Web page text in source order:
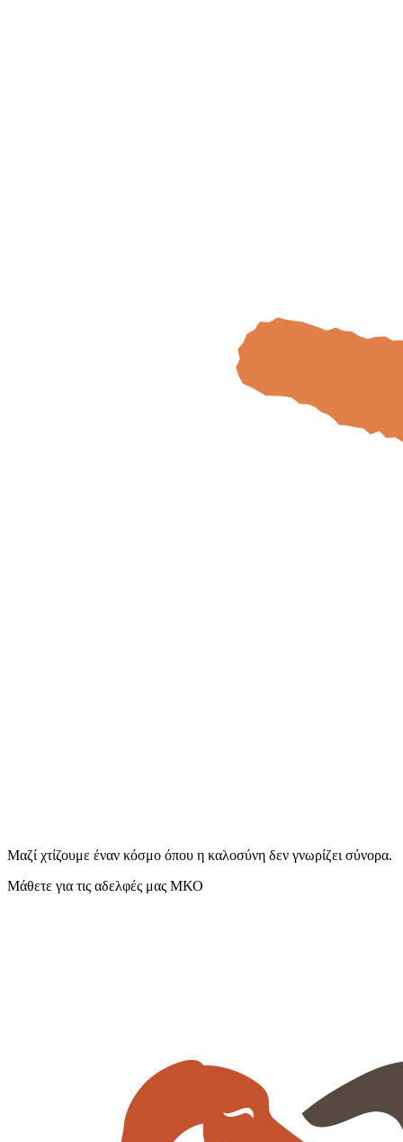
Μαζί χτίζουμε έναν κόσμο όπου η καλοσύνη δεν γνωρίζει σύνορα.
Μάθετε για τις αδελφές μας ΜΚΟ